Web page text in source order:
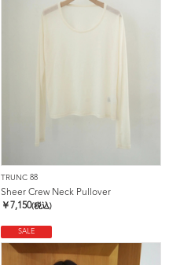
TRUNC 88
Sheer Crew Neck Pullover
￥ 7,150(税込)
SALE